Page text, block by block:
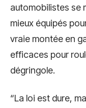
automobilistes se
mieux équipés
vraie montée en
efficaces pour
dégringole.
“La loi est dure,